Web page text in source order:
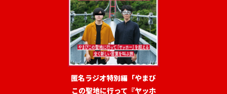
匿名ラジオ特別編「やまび
この聖地に行って『ヤッホ